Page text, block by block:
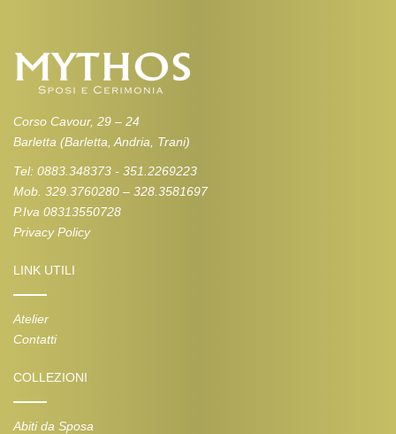
Corso Cavour, 29 – 24
Barletta (Barletta, Andria, Trani)
Tel: 0883.348373 - 351.2269223
Mob. 329.3760280 – 328.3581697
P.Iva 08313550728
Privacy Policy
LINK UTILI
Atelier
Contatti
COLLEZIONI
Abiti da Sposa